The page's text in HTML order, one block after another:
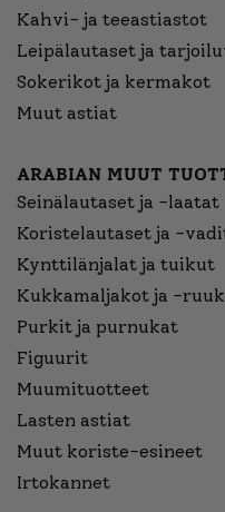
Kahvi- ja teeastiastot
Leipälautaset ja
Sokerikot ja kermakot
Muut astiat
ARABIAN MUUT
Seinälautaset ja -laatat
Koristelautaset ja -
Kynttilänjalat ja tuikut
Kukkamaljakot ja -
Purkit ja purnukat
Figuurit
Muumituotteet
Lasten astiat
Muut koriste-esineet
Irtokannet